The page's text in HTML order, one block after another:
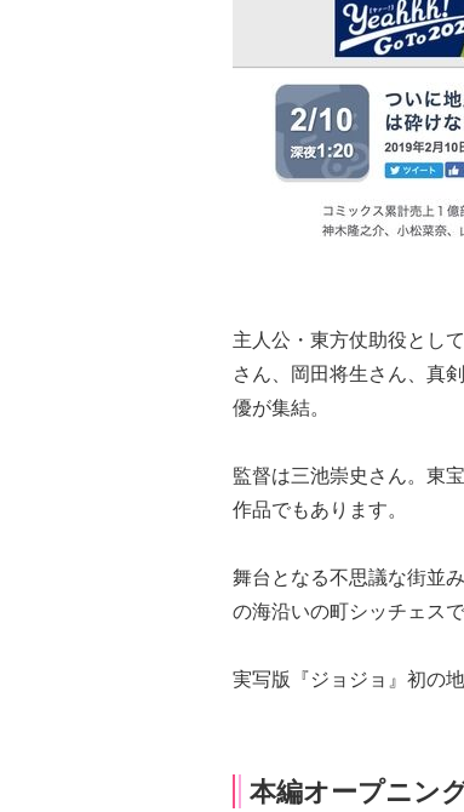
主人公・東方仗助役とし
さん、岡田将生さん、真
優が集結。
監督は三池崇史さん。東
作品でもあります。
舞台となる不思議な街並
の海沿いの町シッチェス
実写版『ジョジョ』初の
本編オープニン